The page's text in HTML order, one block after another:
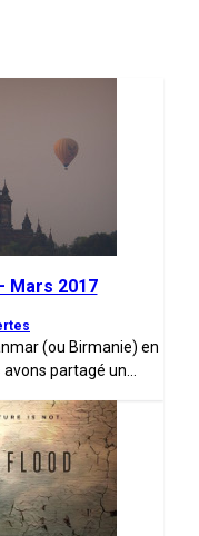
Mars 2017
(ou Birmanie) en
partagé un...